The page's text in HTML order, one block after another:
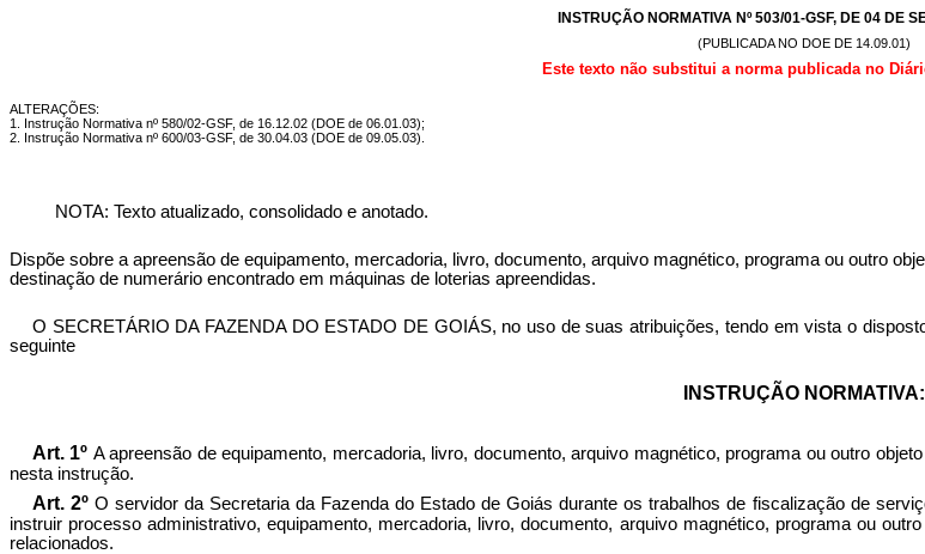
INSTRUÇÃO NORMATIVA Nº 503/01-GSF, DE 04 DE
(PUBLICADA NO DOE DE 14.09.01)
Este texto não substitui a norma publicada no
ALTERAÇÕES:
1. Instrução Normativa nº 580/02-GSF, de 16.12.02 (DOE de 06.01.03);
2. Instrução Normativa nº 600/03-GSF, de 30.04.03 (DOE de 09.05.03).
NOTA: Texto atualizado, consolidado e anotado.
Dispõe sobre a apreensão de equipamento, mercadoria, livro, documento, arquivo magnético, programa ou outro
destinação de numerário encontrado em máquinas de loterias apreendidas.
O SECRETÁRIO DA FAZENDA DO ESTADO DE GOIÁS, no uso de suas atribuições, tendo em vista o
seguinte
INSTRUÇÃO NORMATIVA:
Art. 1º A apreensão de equipamento, mercadoria, livro, documento, arquivo magnético, programa ou outro
nesta instrução.
Art. 2ºO servidor da Secretaria da Fazenda do Estado de Goiás durante os trabalhos de fiscalização de
instruir processo administrativo, equipamento, mercadoria, livro, documento, arquivo magnético, programa ou
relacionados.